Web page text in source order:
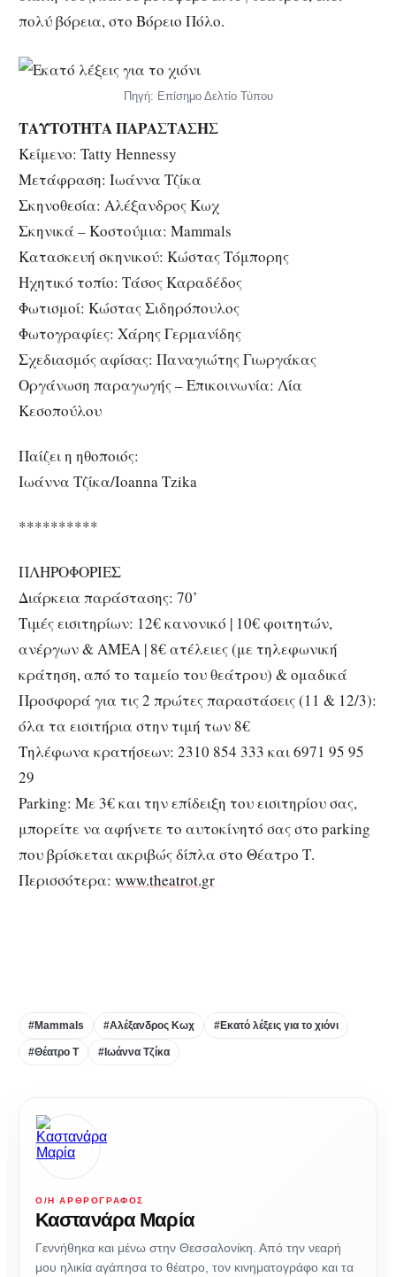
πολύ βόρεια, στο Βόρειο Πόλο.
Πηγή: Επίσημο Δελτίο Τύπου
ΤΑΥΤΟΤΗΤΑ ΠΑΡΑΣΤΑΣΗΣ
Κείμενο: Tatty Hennessy
Μετάφραση: Ιωάννα Τζίκα
Σκηνοθεσία: Αλέξανδρος Κωχ
Σκηνικά – Κοστούμια: Mammals
Κατασκευή σκηνικού: Κώστας Τόμπορης
Ηχητικό τοπίο: Τάσος Καραδέδος
Φωτισμοί: Κώστας Σιδηρόπουλος
Φωτογραφίες: Χάρης Γερμανίδης
Σχεδιασμός αφίσας: Παναγιώτης Γιωργάκας
Οργάνωση παραγωγής – Επικοινωνία: Λία
Κεσοπούλου
Παίζει η ηθοποιός:
Ιωάννα Τζίκα/Ioanna Tzika
**********
ΠΛΗΡΟΦΟΡΙΕΣ
Διάρκεια παράστασης: 70’
Τιμές εισιτηρίων: 12€ κανονικό | 10€ φοιτητών,
ανέργων & ΑΜΕΑ | 8€ ατέλειες (με τηλεφωνική
κράτηση, από το ταμείο του θεάτρου) & ομαδικά
Προσφορά για τις 2 πρώτες παραστάσεις (11 & 12/3):
όλα τα εισιτήρια στην τιμή των 8€
Τηλέφωνα κρατήσεων: 2310 854 333 και 6971 95 95
29
Parking: Με 3€ και την επίδειξη του εισιτηρίου σας,
μπορείτε να αφήνετε το αυτοκίνητό σας στο parking
που βρίσκεται ακριβώς δίπλα στο Θέατρο Τ.
Περισσότερα: www.theatrot.gr
#Mammals #Αλέξανδρος Κωχ #Εκατό λέξεις για το χιόνι
#Θέατρο Τ #Ιωάννα Τζίκα
Ο/Η ΑΡΘΡΟΓΡΆΦΟΣ
Καστανάρα Μαρία
Γεννήθηκα και μένω στην Θεσσαλονίκη. Από την νεαρή
μου ηλικία αγάπησα το θέατρο, τον κινηματογράφο και τα